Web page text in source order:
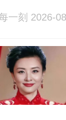
一刻 2026-